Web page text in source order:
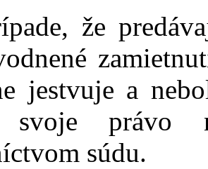
že
jestvuje a
svoje právo
súdu.